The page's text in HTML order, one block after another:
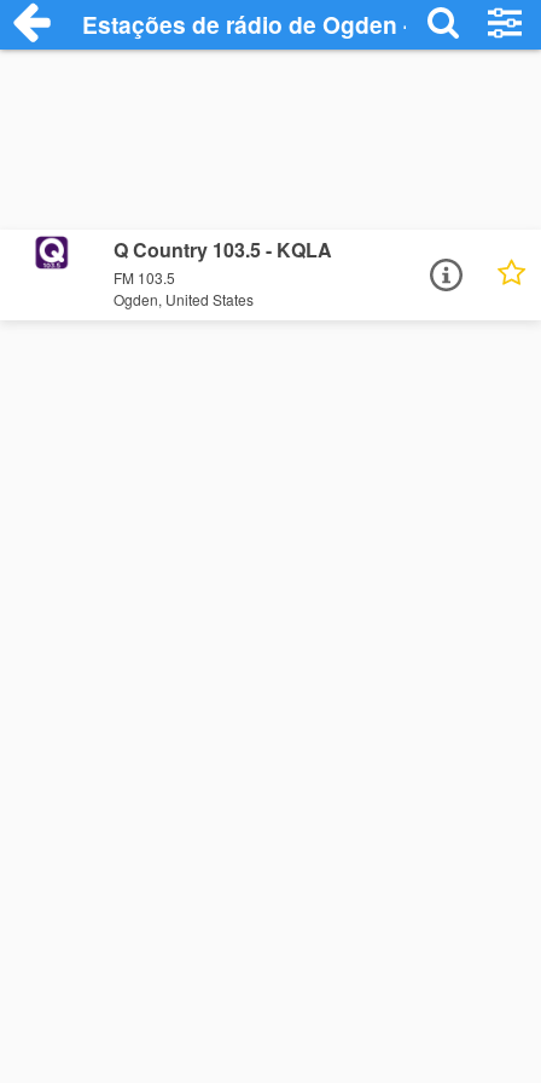
Estações de rádio de Ogden - Ouça
Q Country 103.5 - KQLA
FM 103.5
Ogden, United States